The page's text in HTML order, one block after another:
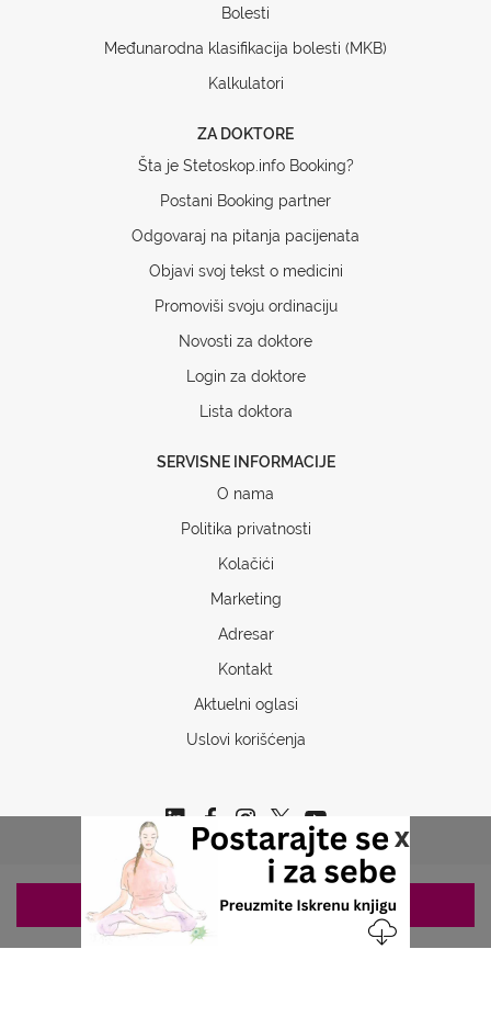
x
Bolesti
Međunarodna klasifikacija bolesti (MKB)
Kalkulatori
ZA DOKTORE
Šta je Stetoskop.info Booking?
Postani Booking partner
Odgovaraj na pitanja pacijenata
Objavi svoj tekst o medicini
Promoviši svoju ordinaciju
Novosti za doktore
Login za doktore
Lista doktora
SERVISNE INFORMACIJE
O nama
Politika privatnosti
Kolačići
Marketing
Adresar
Kontakt
Aktuelni oglasi
Uslovi korišćenja
Copyrights © 2026 Sva prava www.stetoskop.info
ZAKAZIVANJE 063/687-460